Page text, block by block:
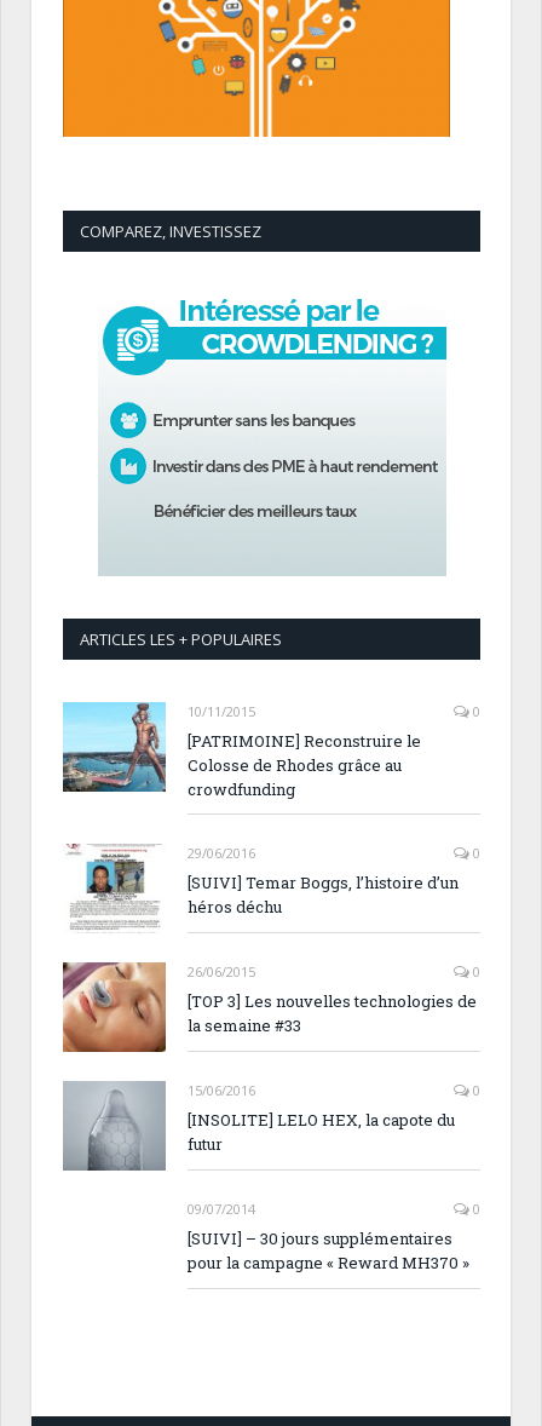
COMPAREZ, INVESTISSEZ
ARTICLES LES + POPULAIRES
10/11/2015 0
[PATRIMOINE] Reconstruire le
Colosse de Rhodes grâce au
crowdfunding
29/06/2016 0
[SUIVI] Temar Boggs, l’histoire d’un
héros déchu
26/06/2015 0
[TOP 3] Les nouvelles technologies de
la semaine #33
15/06/2016 0
[INSOLITE] LELO HEX, la capote du
futur
09/07/2014 0
[SUIVI] – 30 jours supplémentaires
pour la campagne « Reward MH370 »